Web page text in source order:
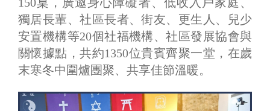
150桌，廣邀身心障礙者、低收入戶家庭、
獨居長輩、社區長者、街友、更生人、兒少
安置機構等20個社福機構、社區發展協會與
關懷據點，共約1350位貴賓齊聚一堂，在歲
末寒冬中圍爐團聚、共享佳節溫暖。